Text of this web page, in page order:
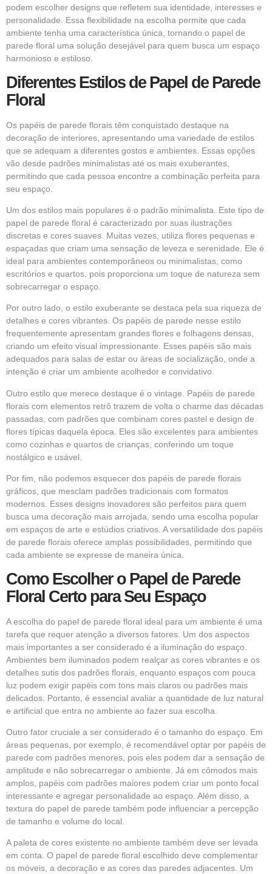
podem escolher designs que refletem sua identidade, interesses e
personalidade. Essa flexibilidade na escolha permite que cada
ambiente tenha uma característica única, tornando o papel de
parede floral uma solução desejável para quem busca um espaço
harmonioso e estiloso.
Diferentes Estilos de Papel de Parede
Floral
Os papéis de parede florais têm conquistado destaque na
decoração de interiores, apresentando uma variedade de estilos
que se adequam a diferentes gostos e ambientes. Essas opções
vão desde padrões minimalistas até os mais exuberantes,
permitindo que cada pessoa encontre a combinação perfeita para
seu espaço.
Um dos estilos mais populares é o padrão minimalista. Este tipo de
papel de parede floral é caracterizado por suas ilustrações
discretas e cores suaves. Muitas vezes, utiliza flores pequenas e
espaçadas que criam uma sensação de leveza e serenidade. Ele é
ideal para ambientes contemporâneos ou minimalistas, como
escritórios e quartos, pois proporciona um toque de natureza sem
sobrecarregar o espaço.
Por outro lado, o estilo exuberante se destaca pela sua riqueza de
detalhes e cores vibrantes. Os papéis de parede nesse estilo
frequentemente apresentam grandes flores e folhagens densas,
criando um efeito visual impressionante. Esses papéis são mais
adequados para salas de estar ou áreas de socialização, onde a
intenção é criar um ambiente acolhedor e convidativo.
Outro estilo que merece destaque é o vintage. Papéis de parede
florais com elementos retrô trazem de volta o charme das décadas
passadas, com padrões que combinam cores pastel e design de
flores típicas daquela época. Eles são excelentes para ambientes
como cozinhas e quartos de crianças, conferindo um toque
nostálgico e usável.
Por fim, não podemos esquecer dos papéis de parede florais
gráficos, que mesclam padrões tradicionais com formatos
modernos. Esses designs inovadores são perfeitos para quem
busca uma decoração mais arrojada, sendo uma escolha popular
em espaços de arte e estúdios criativos. A versatilidade dos papéis
de parede florais oferece amplas possibilidades, permitindo que
cada ambiente se expresse de maneira única.
Como Escolher o Papel de Parede
Floral Certo para Seu Espaço
A escolha do papel de parede floral ideal para um ambiente é uma
tarefa que requer atenção a diversos fatores. Um dos aspectos
mais importantes a ser considerado é a iluminação do espaço.
Ambientes bem iluminados podem realçar as cores vibrantes e os
detalhes sutis dos padrões florais, enquanto espaços com pouca
luz podem exigir papéis com tons mais claros ou padrões mais
delicados. Portanto, é essencial avaliar a quantidade de luz natural
e artificial que entra no ambiente ao fazer sua escolha.
Outro fator cruciale a ser considerado é o tamanho do espaço. Em
áreas pequenas, por exemplo, é recomendável optar por papéis de
parede com padrões menores, pois eles podem dar a sensação de
amplitude e não sobrecarregar o ambiente. Já em cômodos mais
amplos, papéis com padrões maiores podem criar um ponto focal
interessante e agregar personalidade ao espaço. Além disso, a
textura do papel de parede também pode influenciar a percepção
de tamanho e volume do local.
A paleta de cores existente no ambiente também deve ser levada
em conta. O papel de parede floral escolhido deve complementar
os móveis, a decoração e as cores das paredes adjacentes. Um